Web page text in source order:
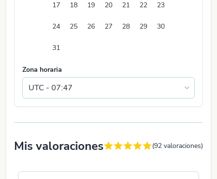
17 18 19 20 21 22 23
24 25 26 27 28 29 30
31
Zona horaria
Mis valoraciones (92 valoraciones)